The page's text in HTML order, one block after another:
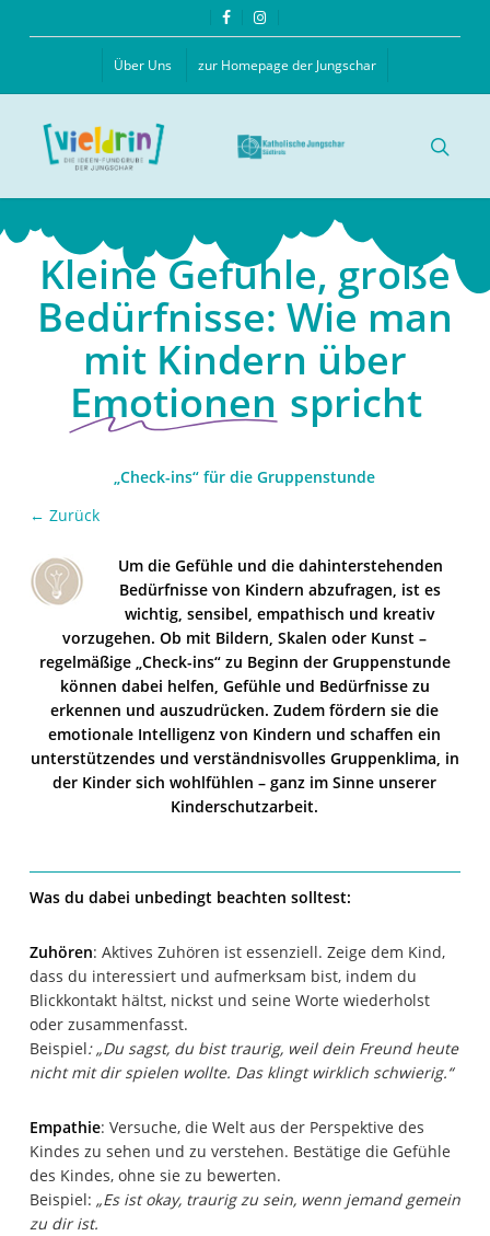
facebookinstagram
Über Uns zur Homepage der Jungschar
Kleine Gefühle, große
Bedürfnisse: Wie man
mit Kindern über
Emotionen spricht
„Check-ins“ für die Gruppenstunde
← Zurück
Um die Gefühle und die dahinterstehenden
Bedürfnisse von Kindern abzufragen, ist es
wichtig, sensibel, empathisch und kreativ
vorzugehen. Ob mit Bildern, Skalen oder Kunst –
regelmäßige „Check-ins“ zu Beginn der Gruppenstunde
können dabei helfen, Gefühle und Bedürfnisse zu
erkennen und auszudrücken. Zudem fördern sie die
emotionale Intelligenz von Kindern und schaffen ein
unterstützendes und verständnisvolles Gruppenklima, in
der Kinder sich wohlfühlen – ganz im Sinne unserer
Kinderschutzarbeit.
Was du dabei unbedingt beachten solltest:
Zuhören: Aktives Zuhören ist essenziell. Zeige dem Kind,
dass du interessiert und aufmerksam bist, indem du
Blickkontakt hältst, nickst und seine Worte wiederholst
oder zusammenfasst.
Beispiel: „Du sagst, du bist traurig, weil dein Freund heute
nicht mit dir spielen wollte. Das klingt wirklich schwierig.“
Empathie: Versuche, die Welt aus der Perspektive des
Kindes zu sehen und zu verstehen. Bestätige die Gefühle
des Kindes, ohne sie zu bewerten.
Beispiel: „Es ist okay, traurig zu sein, wenn jemand gemein
zu dir ist.